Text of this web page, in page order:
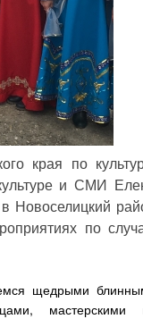
края по
и СМИ
Новоселицкий
по
щедрыми
мастерскими